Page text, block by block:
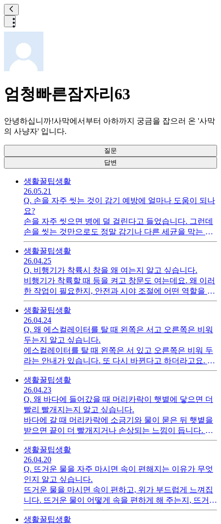
엄청빠른잠자리63
안녕하십니까!사막에서부터 아하까지 궁금을 잡으러 온 '사막
의 사냥자' 입니다.
질문
답변
생활꿀팁생활
26.05.21
Q. 손을 자주 씻는 것이 감기 예방에 얼마나 도움이 되나
요?
손을 자주 씻으면 병에 덜 걸린다고 들었습니다. 그런데
손을 씻는 것만으로도 정말 감기나 다른 세균을 막는 데
도움이 되는지, 언제 씻는 것이 가장 중요한걸까요?
생활꿀팁생활
26.04.25
Q. 비행기가 착륙시 창을 왜 여는지 알고 싶습니다.
비행기가 착륙할 때 등을 켜고 창문도 여는데요. 왜 이러
한 작업이 필요한지, 안전과 시야 조절에 어떤 역할을 하
기 때문이지가 궁금합니다.
생활꿀팁생활
26.04.24
Q. 왜 에스컬레이터를 탈 때 왼쪽은 서고 오른쪽은 비워
두는지 알고 싶습니다.
에스컬레이터를 탈 때 왼쪽은 서 있고 오른쪽은 비워 두
라는 안내가 있습니다. 또 다시 바뀐다고 하더라고요. 왜
이런 규칙이 생겼는지, 급하게 가는 사람과 서서 가는 사
람을 어떤 식으로 나누려는 것인지 궁금합니다.
생활꿀팁생활
26.04.23
Q. 왜 바다에 들어갔을 때 머리카락이 햇볕에 닿으면 더
빨리 빨개지는지 알고 싶습니다.
바다에 갈 때 머리카락에 소금기와 물이 묻은 뒤 햇볕을
받으면 끝이 더 빨개지거나 손상되는 느낌이 듭니다. 왜
물과 소금기 때문에 머리카락에 이런 변화가 생기는지
궁금합니다.
생활꿀팁생활
26.04.20
Q. 뜨거운 물을 자주 마시면 속이 편해지는 이유가 무엇
인지 알고 싶습니다.
뜨거운 물을 마시면 속이 편하고, 위가 부드럽게 느껴집
니다. 뜨거운 물이 어떻게 속을 편하게 해 주는지, 뜨거운
물의 온도가 무엇인지 궁금합니다.
생활꿀팁생활